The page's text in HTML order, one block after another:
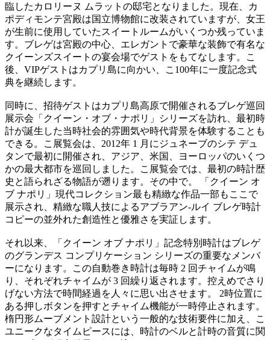
臨したカロリーヌ ムラットの邸宅となりました。現在、カ
ポディモンテ宮殿は国立博物館に改装されていますが、女王
が生前に使用していたスイートルームがいくつか残っていま
す。ブレゲは宮殿の中心、エレガントで豪華な装飾で有名な
クイーンズスイートの宴会場でゲストをもてなします。こ
後、VIPゲストはカプリ島に向かい、こ100年に一度記念式
典を継続します。
同時に、招待ゲストはカプリ島高原で開催されるブレゲ巡回
展示会「クイーン・オブ・ナポリ」シリーズを訪れ、最初時
計が誕生した当時社会的雰囲気や時代背景を体験することも
できる。こ展覧会は、2012年 1 月にジュネーブのシテ デュ
タンで最初に開催され、アジア、米国、ヨーロッパのいくつ
かの最大都市を巡回しました。こ展覧会では、最初の時計歴
史と語られざる物語が遡ります。その中で。 「クイーン オ
ブ ナポリ」現代コレクション最も精緻な作品一部もここで
展示され、精緻な職人技によるアブラアン-ルイ ブレゲ時計
コピーの並外れた創造性と優雅さを実証します。
それ以来、「クイーン オブ ナポリ」記念特別時計はブレゲ
のグランデス コンプリケーション シリーズの重要なメンバ
ーになります。この自動巻き時計は毎時 2 回チャイムが鳴
り、それぞれチャイムが 3 回繰り返されます。控えめでさり
げない方法で時間経過を人々に思い出させます。 2時位置に
ある押しボタンを押すとチャイム機能が一時停止されます。
楕円形ムーブメント設計という一般的な技術要件に加え、こ
ユニークなタイムピースには、時計のベルと計時の音質に関